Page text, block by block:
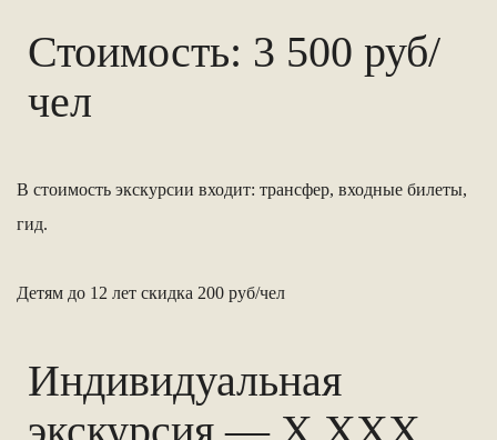
Стоимость: 3 500 руб/
чел
В стоимость экскурсии входит: трансфер, входные билеты,
гид.
Детям до 12 лет скидка 200 руб/чел
Индивидуальная